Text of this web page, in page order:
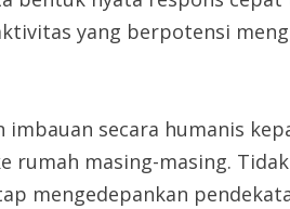
yang berpotensi
imbauan secara humanis
rumah masing-masing.
mengedepankan